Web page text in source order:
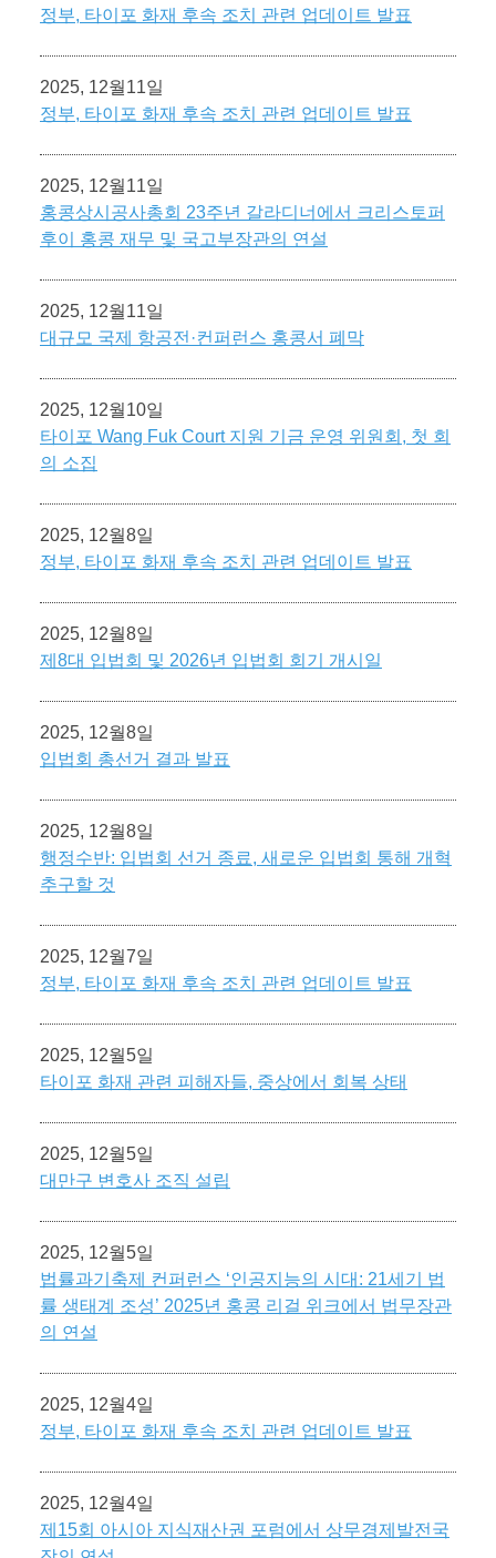
정부, 타이포 화재 후속 조치 관련 업데이트 발표
2025, 12월11일
정부, 타이포 화재 후속 조치 관련 업데이트 발표
2025, 12월11일
홍콩상시공사총회 23주년 갈라디너에서 크리스토퍼
후이 홍콩 재무 및 국고부장관의 연설
2025, 12월11일
대규모 국제 항공전·컨퍼런스 홍콩서 폐막
2025, 12월10일
타이포 Wang Fuk Court 지원 기금 운영 위원회, 첫 회
의 소집
2025, 12월8일
정부, 타이포 화재 후속 조치 관련 업데이트 발표
2025, 12월8일
제8대 입법회 및 2026년 입법회 회기 개시일
2025, 12월8일
입법회 총선거 결과 발표
2025, 12월8일
행정수반: 입법회 선거 종료, 새로운 입법회 통해 개혁
추구할 것
2025, 12월7일
정부, 타이포 화재 후속 조치 관련 업데이트 발표
2025, 12월5일
타이포 화재 관련 피해자들, 중상에서 회복 상태
2025, 12월5일
대만구 변호사 조직 설립
2025, 12월5일
법률과기축제 컨퍼런스 ‘인공지능의 시대: 21세기 법
률 생태계 조성’ 2025년 홍콩 리걸 위크에서 법무장관
의 연설
2025, 12월4일
정부, 타이포 화재 후속 조치 관련 업데이트 발표
2025, 12월4일
제15회 아시아 지식재산권 포럼에서 상무경제발전국